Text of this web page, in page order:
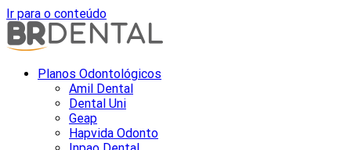
Ir para o conteúdo
Planos Odontológicos
Amil Dental
Dental Uni
Geap
Hapvida Odonto